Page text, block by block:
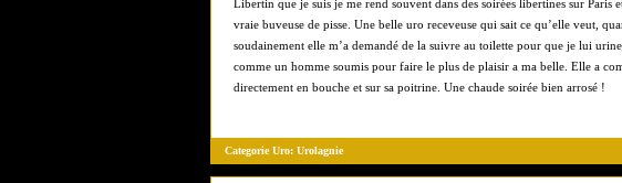
Libertin que je suis je me rend souvent dans des soirées libertines sur Paris
vraie buveuse de pisse. Une belle uro receveuse qui sait ce qu’elle veut,
soudainement elle m’a demandé de la suivre au toilette pour que je lui
comme un homme soumis pour faire le plus de plaisir a ma belle. Elle a
directement en bouche et sur sa poitrine. Une chaude soirée bien arrosé !
Categorie Uro: Urolagnie